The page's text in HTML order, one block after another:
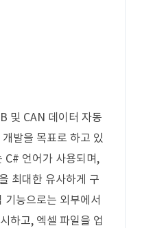
및 CAN 데이터 자동
발을 목표로 하고 있
C# 언어가 사용되며,
최대한 유사하게 구
기능으로는 외부에서
하고, 엑셀 파일을 업